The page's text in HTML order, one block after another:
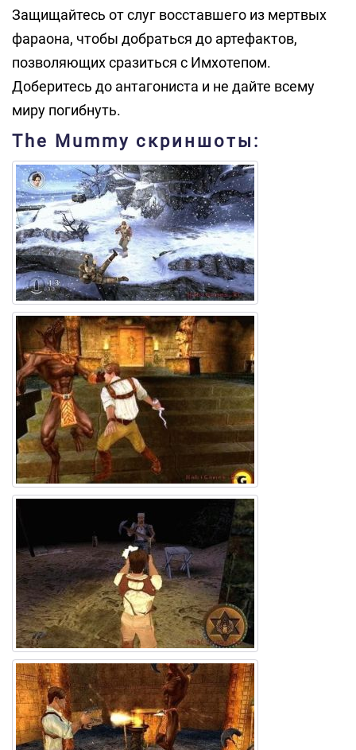
Защищайтесь от слуг восставшего из мертвых
фараона, чтобы добраться до артефактов,
позволяющих сразиться с Имхотепом.
Доберитесь до антагониста и не дайте всему
миру погибнуть.
The Mummy скриншоты: